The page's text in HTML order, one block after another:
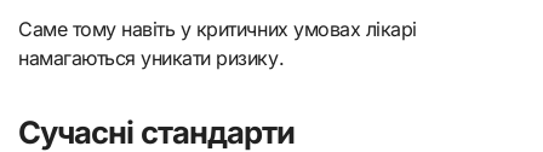
Саме тому навіть у критичних умовах лікарі
намагаються уникати ризику.
Сучасні стандарти